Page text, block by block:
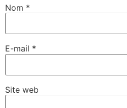
Nom *
E-mail *
Site web